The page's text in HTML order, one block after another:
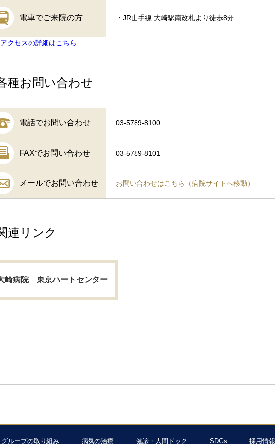
電車でご来院の方 ・JR山手線 大崎駅南改札より徒歩8分
クセスの詳細はこちら
種お問い合わせ
電話でお問い合わせ 03-5789-8100
FAXでお問い合わせ 03-5789-8101
メールでお問い合わせ お問い合わせはこちら（病院サイトへ移動）
連リンク
崎病院 東京ハートセンター
グループの取り組み 病気の治療 健診・人間ドック SDGs 採用情報